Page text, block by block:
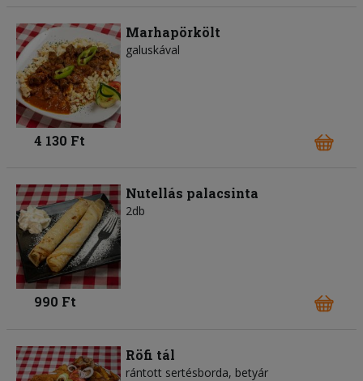
Marhapörkölt
galuskával
4 130 Ft
Nutellás palacsinta
2db
990 Ft
Röfi tál
rántott sertésborda, betyár